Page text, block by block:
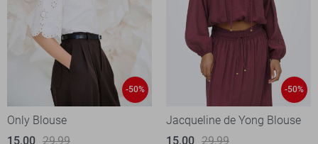
-50%
Only Blouse
15,00 29,99
-50%
Jacqueline de Yong Blouse
15,00 29,99